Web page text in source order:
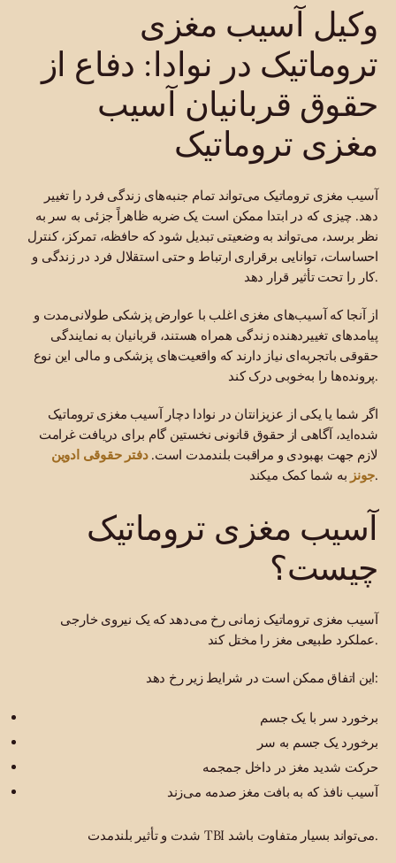
وکیل آسیب مغزی
تروماتیک در نوادا: دفاع از
حقوق قربانیان آسیب
مغزی تروماتیک
آسیب مغزی تروماتیک می‌تواند تمام جنبه‌های زندگی فرد را تغییر
دهد. چیزی که در ابتدا ممکن است یک ضربه ظاهراً جزئی به سر به
نظر برسد، می‌تواند به وضعیتی تبدیل شود که حافظه، تمرکز، کنترل
احساسات، توانایی برقراری ارتباط و حتی استقلال فرد در زندگی و
کار را تحت تأثیر قرار دهد.
از آنجا که آسیب‌های مغزی اغلب با عوارض پزشکی طولانی‌مدت و
پیامدهای تغییر‌دهنده زندگی همراه هستند، قربانیان به نمایندگی
حقوقی باتجربه‌ای نیاز دارند که واقعیت‌های پزشکی و مالی این نوع
پرونده‌ها را به‌خوبی درک کند.
اگر شما یا یکی از عزیزانتان در نوادا دچار آسیب مغزی تروماتیک
شده‌اید، آگاهی از حقوق قانونی نخستین گام برای دریافت غرامت
لازم جهت بهبودی و مراقبت بلندمدت است.دفتر حقوقی ادوین
جونزبه شما کمک میکند.
آسیب مغزی تروماتیک
چیست؟
آسیب مغزی تروماتیک زمانی رخ می‌دهد که یک نیروی خارجی
عملکرد طبیعی مغز را مختل کند.
این اتفاق ممکن است در شرایط زیر رخ دهد:
برخورد سر با یک جسم
برخورد یک جسم به سر
حرکت شدید مغز در داخل جمجمه
آسیب نافذ که به بافت مغز صدمه می‌زند
شدت و تأثیر بلندمدت TBI می‌تواند بسیار متفاوت باشد.